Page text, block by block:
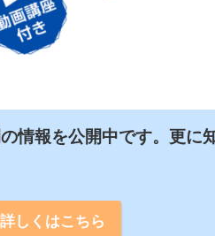
情報を公開中です。更に
詳しくはこちら